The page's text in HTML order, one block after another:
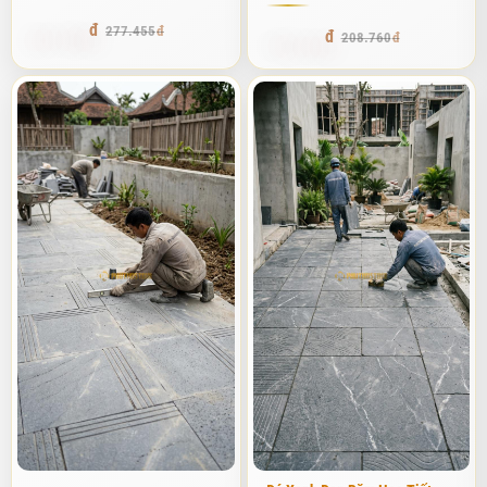
Nhiều khách hàng khi đến kho của tôi thường thắc mắc: "Đá băm
họa tiết có phải là đá nhân tạo đúc khuôn không em?". Tôi luôn
cười và khẳng định chắc chắn với họ rằng đây là 100% đá tự nhiên
được khai thác từ các vùng núi đá lớn như Thanh Hóa, Nghệ An
hay Ninh Bình. Điểm khác biệt duy nhất nằm ở đôi bàn tay của
những người nghệ nhân. Sau khi đá được xẻ thành từng tấm theo
kích thước chuẩn, chúng sẽ trải qua quá trình băm nhám bề mặt
và chạm khắc các hoa văn như hình đồng tiền, hoa sen, hoặc các
họa tiết hình học đối xứng.
Sở dĩ gọi là "xu hướng bền vững" bởi vì loại đá này hội tụ đủ ba
yếu tố: Độ bền cơ học cực cao, tính thẩm mỹ không bao giờ lỗi
mốt và khả năng chống trơn trượt tuyệt vời. Trong suốt quá trình
tư vấn, tôi luôn nhấn mạnh với khách hàng rằngđá băm họa tiết
không chỉ đơn thuần là vật liệu xây dựng, mà nó là một tác phẩm
nghệ thuật. Mỗi phiến đá mang trong mình những đường vân đá
tự nhiên độc bản, khi kết hợp với các họa tiết băm thủ công sẽ tạo
277.455 208.760